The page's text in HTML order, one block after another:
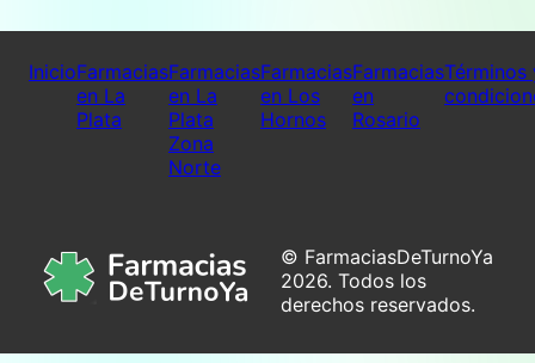
InicioFarmacias
en La
Plata
Farmacias
en La
Plata
Zona
Norte
Farmacias
en Los
Hornos
Farmacias
en
Rosario
Términos
© FarmaciasDeTurnoYa
2026. Todos los
derechos reservados.